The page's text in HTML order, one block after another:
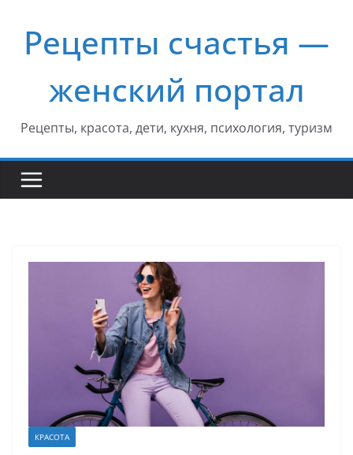
содержимому
Рецепты счастья —
женский портал
Рецепты, красота, дети, кухня, психология, туризм
КРАСОТА